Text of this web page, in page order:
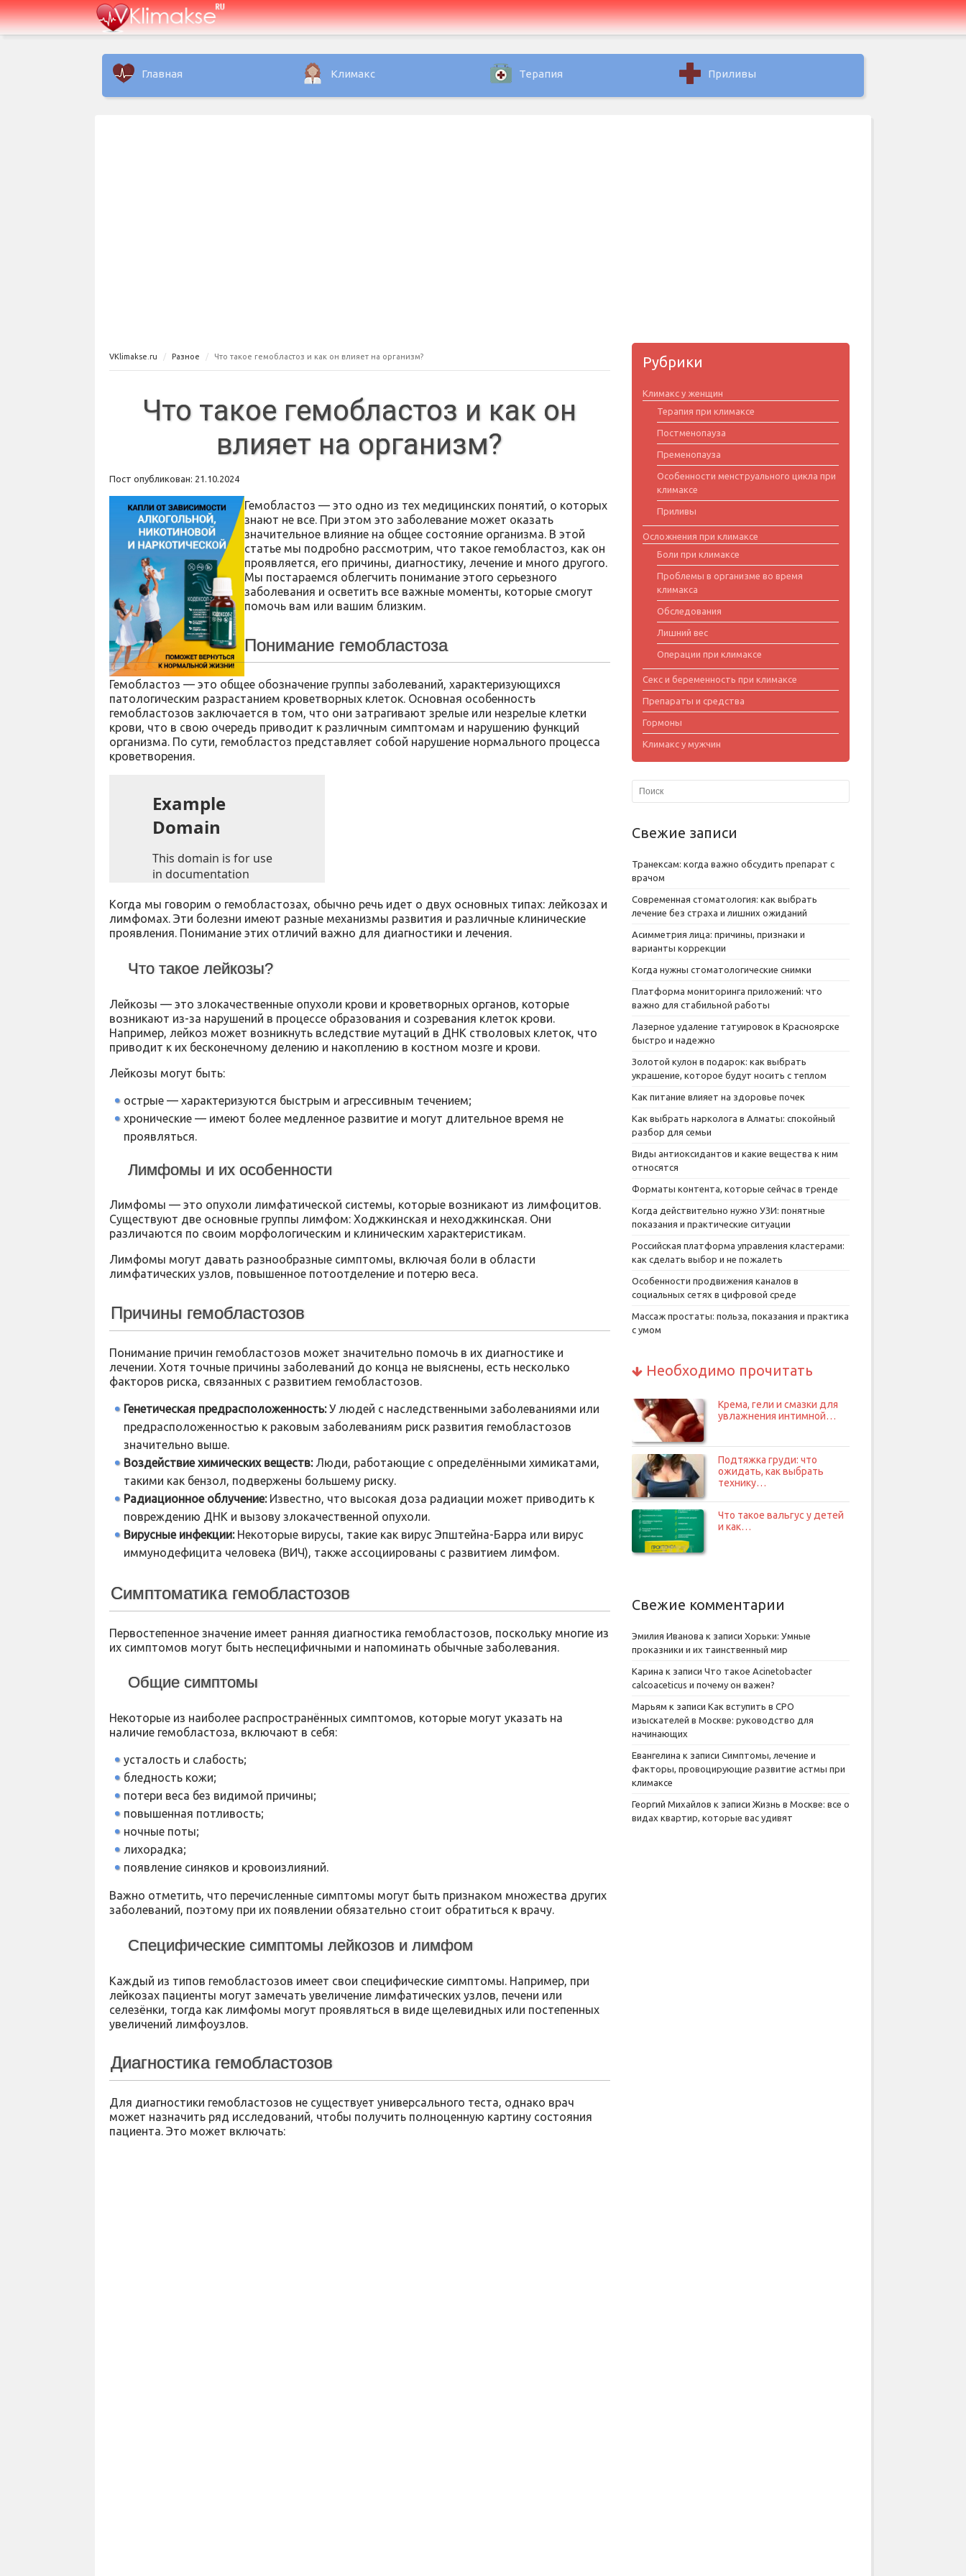
Главная Климакс Терапия Приливы
VKlimakse.ru Разное Что такое гемобластоз и как он влияет на организм?
Что такое гемобластоз и как он
влияет на организм?
Пост опубликован: 21.10.2024
Гемобластоз — это одно из тех медицинских понятий, о которых
знают не все. При этом это заболевание может оказать
значительное влияние на общее состояние организма. В этой
статье мы подробно рассмотрим, что такое гемобластоз, как он
проявляется, его причины, диагностику, лечение и много другого.
Мы постараемся облегчить понимание этого серьезного
заболевания и осветить все важные моменты, которые смогут
помочь вам или вашим близким.
Понимание гемобластоза
Гемобластоз — это общее обозначение группы заболеваний, характеризующихся
патологическим разрастанием кроветворных клеток. Основная особенность
гемобластозов заключается в том, что они затрагивают зрелые или незрелые клетки
крови, что в свою очередь приводит к различным симптомам и нарушению функций
организма. По сути, гемобластоз представляет собой нарушение нормального процесса
кроветворения.
Когда мы говорим о гемобластозах, обычно речь идет о двух основных типах: лейкозах и
лимфомах. Эти болезни имеют разные механизмы развития и различные клинические
проявления. Понимание этих отличий важно для диагностики и лечения.
Что такое лейкозы?
Лейкозы — это злокачественные опухоли крови и кроветворных органов, которые
возникают из-за нарушений в процессе образования и созревания клеток крови.
Например, лейкоз может возникнуть вследствие мутаций в ДНК стволовых клеток, что
приводит к их бесконечному делению и накоплению в костном мозге и крови.
Лейкозы могут быть:
острые — характеризуются быстрым и агрессивным течением;
хронические — имеют более медленное развитие и могут длительное время не
проявляться.
Лимфомы и их особенности
Лимфомы — это опухоли лимфатической системы, которые возникают из лимфоцитов.
Существуют две основные группы лимфом: Ходжкинская и неходжкинская. Они
различаются по своим морфологическим и клиническим характеристикам.
Лимфомы могут давать разнообразные симптомы, включая боли в области
лимфатических узлов, повышенное потоотделение и потерю веса.
Причины гемобластозов
Понимание причин гемобластозов может значительно помочь в их диагностике и
лечении. Хотя точные причины заболеваний до конца не выяснены, есть несколько
факторов риска, связанных с развитием гемобластозов.
Генетическая предрасположенность:У людей с наследственными заболеваниями или
предрасположенностью к раковым заболеваниям риск развития гемобластозов
значительно выше.
Воздействие химических веществ:Люди, работающие с определёнными химикатами,
такими как бензол, подвержены большему риску.
Радиационное облучение:Известно, что высокая доза радиации может приводить к
повреждению ДНК и вызову злокачественной опухоли.
Вирусные инфекции:Некоторые вирусы, такие как вирус Эпштейна-Барра или вирус
иммунодефицита человека (ВИЧ), также ассоциированы с развитием лимфом.
Симптоматика гемобластозов
Первостепенное значение имеет ранняя диагностика гемобластозов, поскольку многие из
их симптомов могут быть неспецифичными и напоминать обычные заболевания.
Общие симптомы
Некоторые из наиболее распространённых симптомов, которые могут указать на
наличие гемобластоза, включают в себя:
усталость и слабость;
бледность кожи;
потери веса без видимой причины;
повышенная потливость;
ночные поты;
лихорадка;
появление синяков и кровоизлияний.
Важно отметить, что перечисленные симптомы могут быть признаком множества других
заболеваний, поэтому при их появлении обязательно стоит обратиться к врачу.
Специфические симптомы лейкозов и лимфом
Каждый из типов гемобластозов имеет свои специфические симптомы. Например, при
лейкозах пациенты могут замечать увеличение лимфатических узлов, печени или
селезёнки, тогда как лимфомы могут проявляться в виде щелевидных или постепенных
увеличений лимфоузлов.
Диагностика гемобластозов
Для диагностики гемобластозов не существует универсального теста, однако врач
может назначить ряд исследований, чтобы получить полноценную картину состояния
пациента. Это может включать:
Рубрики
Климакс у женщин
Терапия при климаксе
Постменопауза
Пременопауза
Особенности менструального цикла при
климаксе
Приливы
Осложнения при климаксе
Боли при климаксе
Проблемы в организме во время
климакса
Обследования
Лишний вес
Операции при климаксе
Секс и беременность при климаксе
Препараты и средства
Гормоны
Климакс у мужчин
Свежие записи
Транексам: когда важно обсудить препарат с
врачом
Современная стоматология: как выбрать
лечение без страха и лишних ожиданий
Асимметрия лица: причины, признаки и
варианты коррекции
Когда нужны стоматологические снимки
Платформа мониторинга приложений: что
важно для стабильной работы
Лазерное удаление татуировок в Красноярске
быстро и надежно
Золотой кулон в подарок: как выбрать
украшение, которое будут носить с теплом
Как питание влияет на здоровье почек
Как выбрать нарколога в Алматы: спокойный
разбор для семьи
Виды антиоксидантов и какие вещества к ним
относятся
Форматы контента, которые сейчас в тренде
Когда действительно нужно УЗИ: понятные
показания и практические ситуации
Российская платформа управления кластерами:
как сделать выбор и не пожалеть
Особенности продвижения каналов в
социальных сетях в цифровой среде
Массаж простаты: польза, показания и практика
с умом
Необходимо прочитать
Крема, гели и смазки для
увлажнения интимной…
Подтяжка груди: что
ожидать, как выбрать
технику…
Что такое вальгус у детей
и как…
Свежие комментарии
Эмилия Иванова к записи Хорьки: Умные
проказники и их таинственный мир
Карина к записи Что такое Acinetobacter
calcoaceticus и почему он важен?
Марьям к записи Как вступить в СРО
изыскателей в Москве: руководство для
начинающих
Евангелина к записи Симптомы, лечение и
факторы, провоцирующие развитие астмы при
климаксе
Георгий Михайлов к записи Жизнь в Москве: все о
видах квартир, которые вас удивят